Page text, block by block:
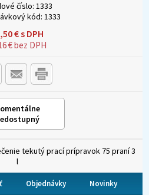
číslo: 1333
kód: 1333
€s DPH
€bez DPH
tekutý prací prípravok 75 praní 3
l
Objednávky Novinky